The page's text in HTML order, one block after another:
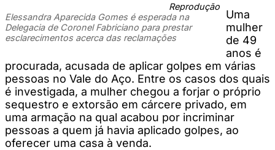
Reprodução
Elessandra Aparecida Gomes é esperada na
Delegacia de Coronel Fabriciano para prestar
esclarecimentos acerca das reclamações
Uma
mulher
de 49
anos é
procurada, acusada de aplicar golpes em várias
pessoas no Vale do Aço. Entre os casos dos quais
é investigada, a mulher chegou a forjar o próprio
sequestro e extorsão em cárcere privado, em
uma armação na qual acabou por incriminar
pessoas a quem já havia aplicado golpes, ao
oferecer uma casa à venda.